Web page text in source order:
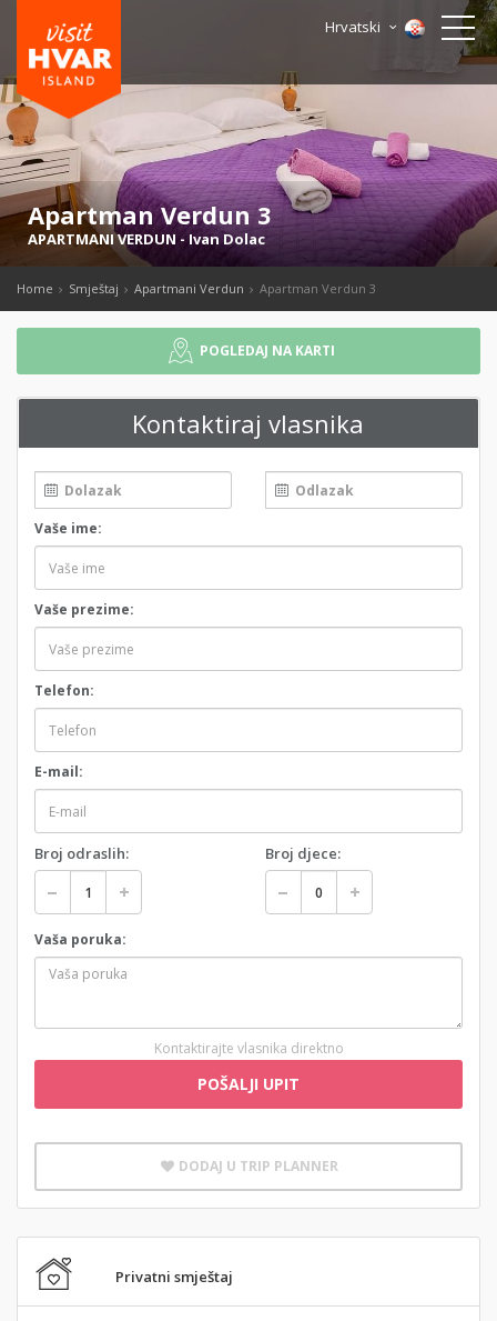
Hrvatski
Apartman Verdun 3
APARTMANI VERDUN -Ivan Dolac
Home Smještaj Apartmani Verdun Apartman Verdun 3
POGLEDAJ NA KARTI
Kontaktiraj vlasnika
Vaše ime:
Vaše prezime:
Telefon:
E-mail:
Broj odraslih: Broj djece:
Vaša poruka:
Kontaktirajte vlasnika direktno
POŠALJI UPIT
DODAJ U TRIP PLANNER
Privatni smještaj